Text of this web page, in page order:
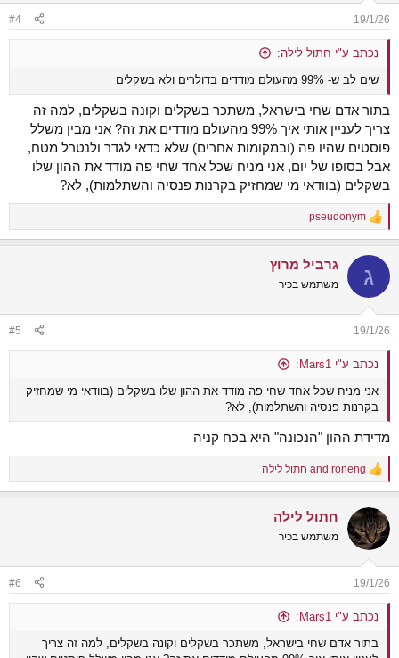
19/1/26
#4
נכתב ע"י חתול לילה:
שים לב ש- 99% מהעולם מודדים בדולרים ולא בשקלים
בתור אדם שחי בישראל, משתכר בשקלים וקונה בשקלים, למה זה
צריך לעניין אותי איך 99% מהעולם מודדים את זה? אני מבין משלל
פוסטים שהיו פה (ובמקומות אחרים) שלא כדאי לגדר ולנטרל מטח,
אבל בסופו של יום, אני מניח שכל אחד שחי פה מודד את ההון שלו
בשקלים (בוודאי מי שמחזיק בקרנות פנסיה והשתלמות), לא?
R
e
c
i
s
:
pseudonym
ג גרביל מרוץ
משתמש בכיר
19/1/26
#5
נכתב ע"י Mars1:
אני מניח שכל אחד שחי פה מודד את ההון שלו בשקלים (בוודאי מי שמחזיק
בקרנות פנסיה והשתלמות), לא?
מדידת ההון "הנכונה" היא בכח קניה
R
e
c
t
i
s
:
roneng חתול לילה
חתול לילה
משתמש בכיר
19/1/26
#6
נכתב ע"י Mars1:
בתור אדם שחי בישראל, משתכר בשקלים וקונה בשקלים, למה זה צריך